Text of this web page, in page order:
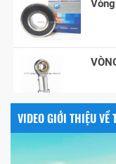
5200
VIDEO GIỚI THIỆU VỀ